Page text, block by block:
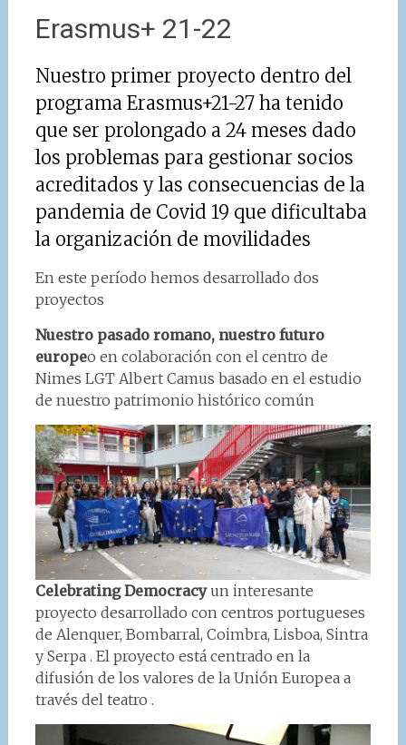
Erasmus+ 21-22
Nuestro primer proyecto dentro del
programa Erasmus+21-27 ha tenido
que ser prolongado a 24 meses dado
los problemas para gestionar socios
acreditados y las consecuencias de la
pandemia de Covid 19 que dificultaba
la organización de movilidades
En este período hemos desarrollado dos
proyectos
Nuestro pasado romano, nuestro futuro
europeo en colaboración con el centro de
Nimes LGT Albert Camus basado en el estudio
de nuestro patrimonio histórico común
Celebrating Democracyun interesante
proyecto desarrollado con centros portugueses
de Alenquer, Bombarral, Coimbra, Lisboa, Sintra
y Serpa . El proyecto está centrado en la
difusión de los valores de la Unión Europea a
través del teatro .